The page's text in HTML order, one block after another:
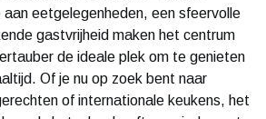
eetgelegenheden, een sfeervolle
gastvrijheid maken het centrum
de ideale plek om te genieten
Of je nu op zoek bent naar
of internationale keukens, het